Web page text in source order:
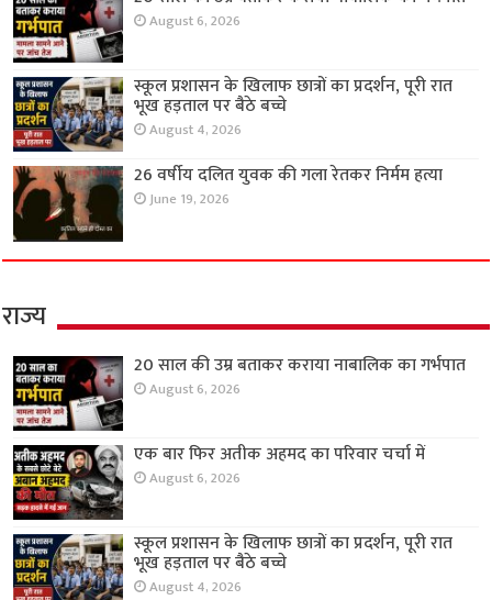
August 6, 2026
स्कूल प्रशासन के खिलाफ छात्रों का प्रदर्शन, पूरी रात
भूख हड़ताल पर बैठे बच्चे
August 4, 2026
26 वर्षीय दलित युवक की गला रेतकर निर्मम हत्या
June 19, 2026
राज्य
20 साल की उम्र बताकर कराया नाबालिक का गर्भपात
August 6, 2026
एक बार फिर अतीक अहमद का परिवार चर्चा में
August 6, 2026
स्कूल प्रशासन के खिलाफ छात्रों का प्रदर्शन, पूरी रात
भूख हड़ताल पर बैठे बच्चे
August 4, 2026